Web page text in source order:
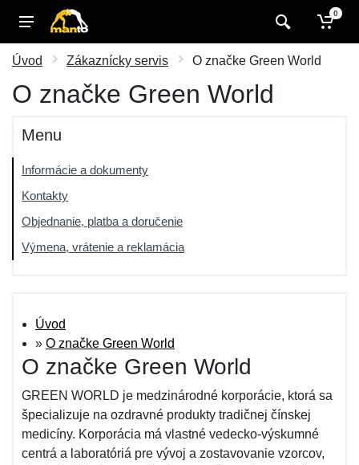
0
Úvod Zákaznícky servis O značke Green World
O značke Green World
Menu
Informácie a dokumenty
Kontakty
Objednanie, platba a doručenie
Výmena, vrátenie a reklamácia
Úvod
» O značke Green World
O značke Green World
GREEN WORLD je medzinárodné korporácie, ktorá sa
špecializuje na ozdravné produkty tradičnej čínskej
medicíny. Korporácia má vlastné vedecko-výskumné
centrá a laboratóriá pre vývoj a zostavovanie vzorcov,